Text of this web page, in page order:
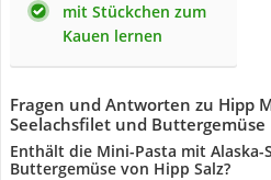
mit Stückchen zum
Kauen lernen
Fragen und Antworten zu Hipp
Seelachsfilet und Buttergemüse
Enthält die Mini-Pasta mit Alaska-
Buttergemüse von Hipp Salz?